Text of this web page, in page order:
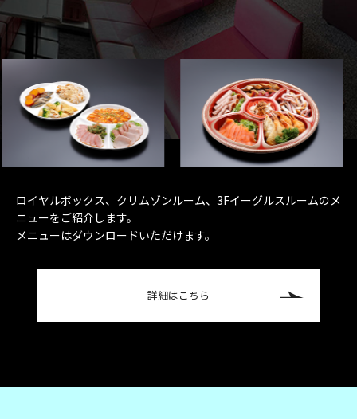
ロイヤルボックス、クリムゾンルーム、3Fイーグルスルームのメ
ニューをご紹介します。
メニューはダウンロードいただけます。
詳細はこちら